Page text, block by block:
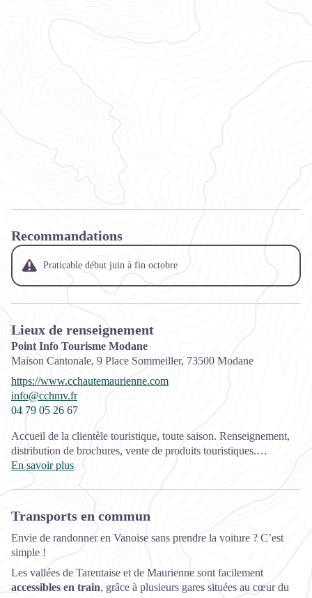
Recommandations
Praticable début juin à fin octobre
Lieux de renseignement
Point Info Tourisme Modane
Maison Cantonale, 9 Place Sommeiller, 73500 Modane
https://www.cchautemaurienne.com
info@cchmv.fr
04 79 05 26 67
Accueil de la clientèle touristique, toute saison. Renseignement,
distribution de brochures, vente de produits touristiques.
Ouverture:
Services:
Animaux acceptés, Accès Internet Wifi, Location de VTT à
assistance électrique
Fiche mise à jour par Haute Maurienne Vanoise Tourisme le
En savoir plus
Transports en commun
Envie de randonner en Vanoise sans prendre la voiture ? C’est
simple !
Les vallées de Tarentaise et de Maurienne sont facilement
accessibles en train, grâce à plusieurs gares situées au cœur du